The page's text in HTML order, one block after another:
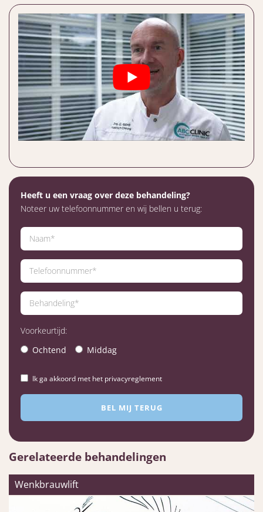
Heeft u een vraag over deze behandeling?
Noteer uw telefoonnummer en wij bellen u terug:
Voorkeurtijd:
Ochtend
Middag
Ik ga akkoord met het privacyreglement
Gerelateerde behandelingen
Wenkbrauwlift